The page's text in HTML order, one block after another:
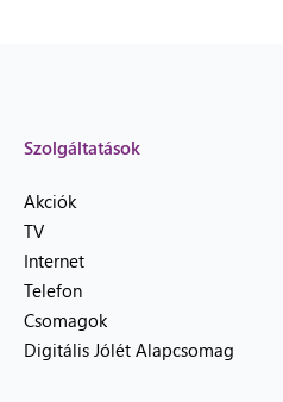
Szolgáltatások
Akciók
TV
Internet
Telefon
Csomagok
Digitális Jólét Alapcsomag